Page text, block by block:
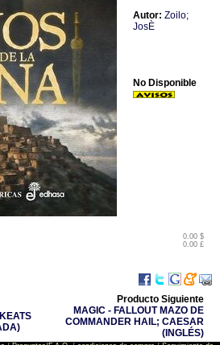
Autor: Zoilo;
JosÈ
0.00 $
0.00 £
No Disponible
Producto Siguiente
MAGIC - FALLOUT MAZO DE
COMMANDER HAIL; CAESAR
(INGLÉS)